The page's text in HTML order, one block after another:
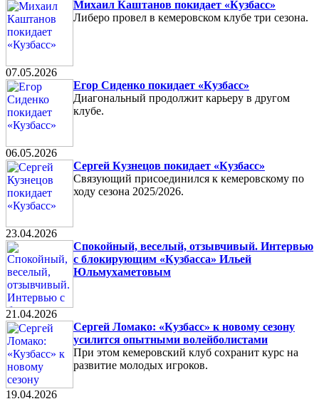
Михаил Каштанов покидает «Кузбасс»
Либеро провел в кемеровском клубе три сезона.
07.05.2026
Егор Сиденко покидает «Кузбасс»
Диагональный продолжит карьеру в другом
клубе.
06.05.2026
Сергей Кузнецов покидает «Кузбасс»
Связующий присоединился к кемеровскому по
ходу сезона 2025/2026.
23.04.2026
Спокойный, веселый, отзывчивый. Интервью
с блокирующим «Кузбасса» Ильей
Юльмухаметовым
21.04.2026
Сергей Ломако: «Кузбасс» к новому сезону
усилится опытными волейболистами
При этом кемеровский клуб сохранит курс на
развитие молодых игроков.
19.04.2026